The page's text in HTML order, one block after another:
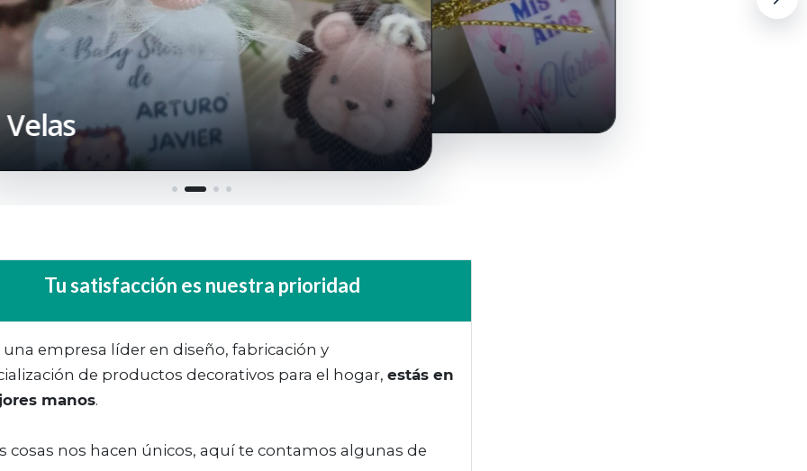
Velas
Velas en Frasco
Jaboncitos corazón
Tu satisfacción es nuestra prioridad
una empresa líder en diseño, fabricación y
de productos decorativos para el hogar, estás en
manos.
cosas nos hacen únicos, aquí te contamos algunas de